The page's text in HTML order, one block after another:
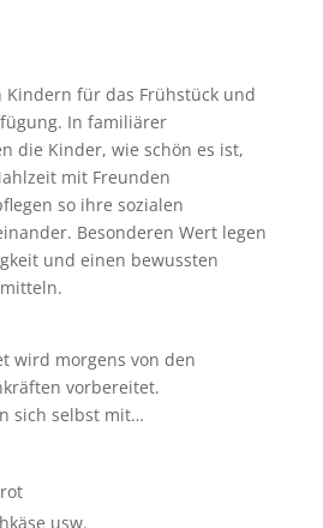
Kindern für das Frühstück und
In familiärer
die Kinder, wie schön es ist,
mit Freunden
so ihre sozialen
Besonderen Wert legen
und einen bewussten
wird morgens von den
vorbereitet.
sich selbst mit…
usw.